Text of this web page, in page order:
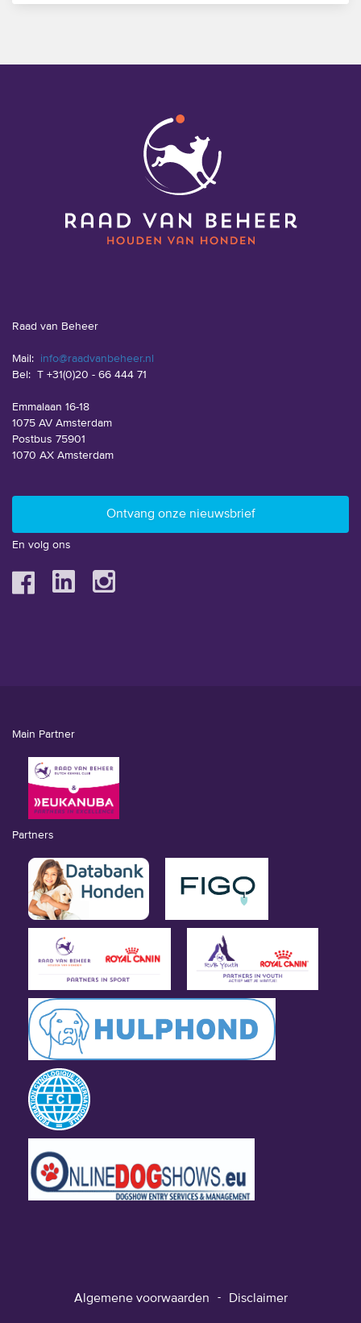
Raad van Beheer
Mail: info@raadvanbeheer.nl
Bel: T +31(0)20 - 66 444 71
Emmalaan 16-18
1075 AV Amsterdam
Postbus 75901
1070 AX Amsterdam
En volg ons
Main Partner
Partners
Algemene voorwaarden Disclaimer